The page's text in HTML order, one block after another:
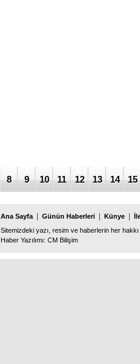
8 9 10 11 12 13 14 15
Ana Sayfa Günün Haberleri Künye
Sitemizdeki yazı, resim ve haberlerin her
Haber Yazılımı: CM Bilişim